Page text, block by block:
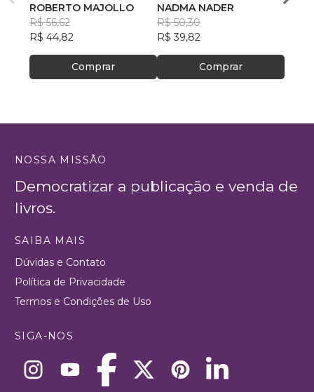
Mãos Divinas"
ROBERTO MAJOLLO
R$ 56,62
R$ 44,82
Comprar
NADMA NADER
R$ 50,30
R$ 39,82
Comprar
R$
NOSSA MISSÃO
Democratizar a publicação e venda de
livros.
SAIBA MAIS
Dúvidas e Contato
Política de Privacidade
Termos e Condições de Uso
SIGA-NOS